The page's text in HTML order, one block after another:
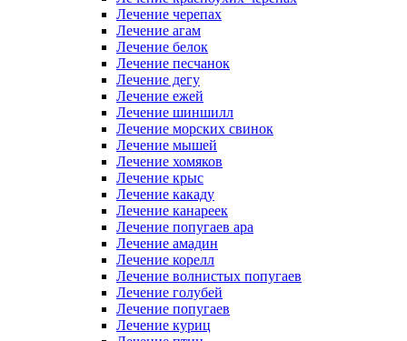
Лечение черепах
Лечение агам
Лечение белок
Лечение песчанок
Лечение дегу
Лечение ежей
Лечение шиншилл
Лечение морских свинок
Лечение мышей
Лечение хомяков
Лечение крыс
Лечение какаду
Лечение канареек
Лечение попугаев ара
Лечение амадин
Лечение корелл
Лечение волнистых попугаев
Лечение голубей
Лечение попугаев
Лечение куриц